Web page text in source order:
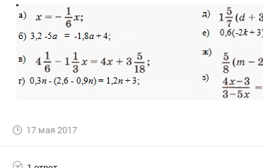
ФИПИ
ответов
Вузы
ответа
Spotlight
Рудзитис
Цветков
17 мая 2017